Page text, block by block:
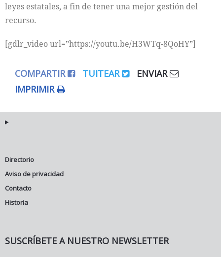
leyes estatales, a fin de tener una mejor gestión del
recurso.
[gdlr_video url=”https://youtu.be/H3WTq-8QoHY”]
COMPARTIR TUITEAR
ENVIAR
IMPRIMIR
Directorio
Aviso de privacidad
Contacto
Historia
SUSCRÍBETE A NUESTRO NEWSLETTER